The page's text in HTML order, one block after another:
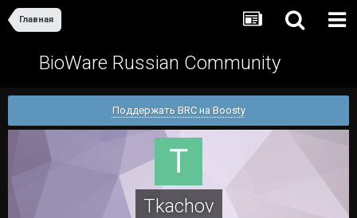
Главная
BioWare Russian Community
Поддержать BRC на Boosty
Tkachov